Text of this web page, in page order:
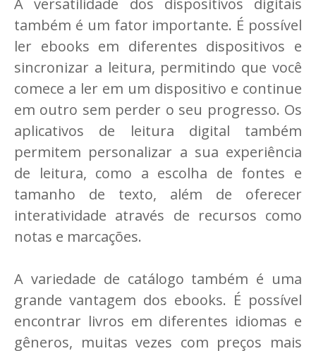
A versatilidade dos dispositivos digitais
também é um fator importante. É possível
ler ebooks em diferentes dispositivos e
sincronizar a leitura, permitindo que você
comece a ler em um dispositivo e continue
em outro sem perder o seu progresso. Os
aplicativos de leitura digital também
permitem personalizar a sua experiência
de leitura, como a escolha de fontes e
tamanho de texto, além de oferecer
interatividade através de recursos como
notas e marcações.
A variedade de catálogo também é uma
grande vantagem dos ebooks. É possível
encontrar livros em diferentes idiomas e
gêneros, muitas vezes com preços mais